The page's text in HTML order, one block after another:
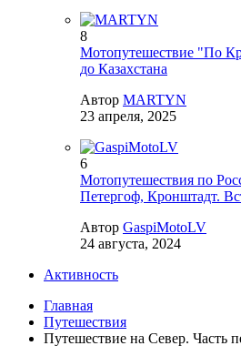
8
Мотопутешествие "По
до Казахстана
Автор MARTYN
23 апреля, 2025
6
Мотопутешествия по
Петергоф, Кронштадт.
Автор GaspiMotoLV
24 августа, 2024
Активность
Главная
Путешествия
Путешествие на Север. Часть